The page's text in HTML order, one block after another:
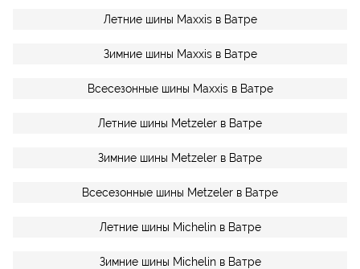
Летние шины Maxxis в Ватре
Зимние шины Maxxis в Ватре
Всесезонные шины Maxxis в Ватре
Летние шины Metzeler в Ватре
Зимние шины Metzeler в Ватре
Всесезонные шины Metzeler в Ватре
Летние шины Michelin в Ватре
Зимние шины Michelin в Ватре